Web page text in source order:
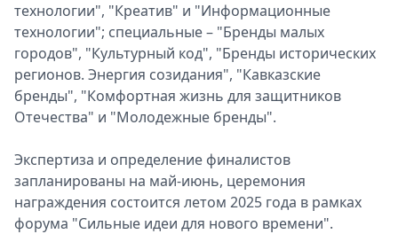
технологии", "Креатив" и "Информационные
технологии"; специальные – "Бренды малых
городов", "Культурный код", "Бренды исторических
регионов. Энергия созидания", "Кавказские
бренды", "Комфортная жизнь для защитников
Отечества" и "Молодежные бренды".
Экспертиза и определение финалистов
запланированы на май-июнь, церемония
награждения состоится летом 2025 года в рамках
форума "Сильные идеи для нового времени".